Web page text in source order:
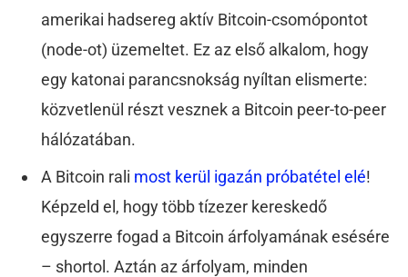
amerikai hadsereg aktív Bitcoin-csomópontot
(node-ot) üzemeltet. Ez az első alkalom, hogy
egy katonai parancsnokság nyíltan elismerte:
közvetlenül részt vesznek a Bitcoin peer-to-peer
hálózatában.
A Bitcoin rali most kerül igazán próbatétel elé!
Képzeld el, hogy több tízezer kereskedő
egyszerre fogad a Bitcoin árfolyamának esésére
– shortol. Aztán az árfolyam, minden